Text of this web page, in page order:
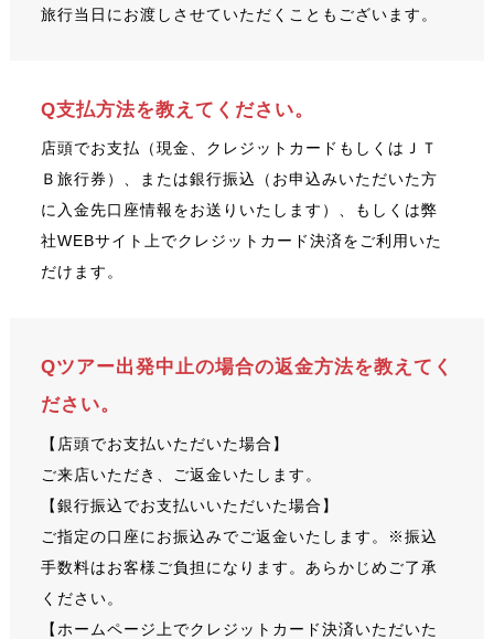
旅行当日にお渡しさせていただくこともございます。
Q支払方法を教えてください。
店頭でお支払（現金、クレジットカードもしくはＪＴ
Ｂ旅行券）、または銀行振込（お申込みいただいた方
に入金先口座情報をお送りいたします）、もしくは弊
社WEBサイト上でクレジットカード決済をご利用いた
だけます。
Qツアー出発中止の場合の返金方法を教えてく
ださい。
【店頭でお支払いただいた場合】
ご来店いただき、ご返金いたします。
【銀行振込でお支払いいただいた場合】
ご指定の口座にお振込みでご返金いたします。※振込
手数料はお客様ご負担になります。あらかじめご了承
ください。
【ホームページ上でクレジットカード決済いただいた